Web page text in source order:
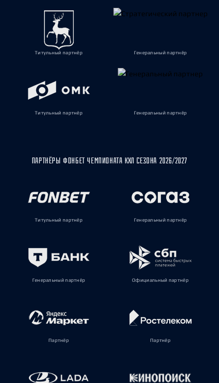
Титульный партнёр Генеральный партнёр
Титульный партнёр Генеральный партнёр
ПАРТНЁРЫ ФОНБЕТ ЧЕМПИОНАТА КХЛ СЕЗОНА 2026/2027
Титульный партнёр Генеральный партнёр
Генеральный партнёр Официальный партнёр
Партнёр Партнёр